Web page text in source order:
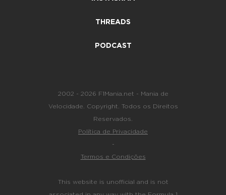
THREADS
PODCAST
2002 - 2026 F1Mania.net - Mania de
Velocidade. Copyright. Todos os Direitos
Reservados.
Política de Privacidade
-
Termos e Condições
This website is unofficial and is not